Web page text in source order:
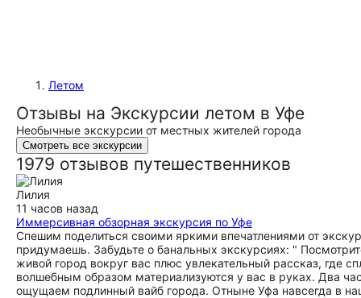
Летом
Отзывы на Экскурсии летом в Уфе
Необычные экскурсии от местных жителей города
Смотреть все экскурсии
1979 отзывов путешественников
Лилия
11 часов назад
Иммерсивная обзорная экскурсия по Уфе
Спешим поделиться своими яркими впечатлениями от
придумаешь. Забудьте о банальных экскурсиях: "
живой город вокруг вас плюс увлекательный рассказ, где
волшебным образом материализуются у вас в руках. Два
ощущаем подлинный вайб города. Отныне Уфа навсегда в